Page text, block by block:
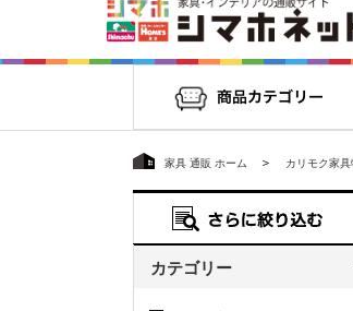
家具 通販 ホーム カリモク家具
カテゴリー